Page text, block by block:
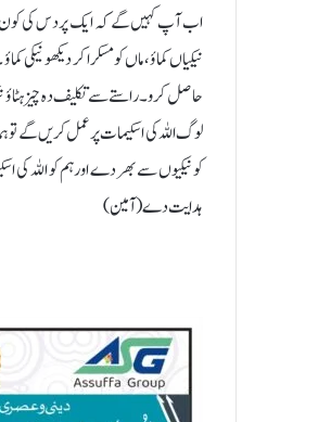
نیکیاں کماؤ، ماں کو مسکرا کر دیکھو
حاصل کرو۔راستے سے تکلیف دہ چیز
لوگ اللہ کی اسکیمات پر عمل کریں گے
کو نیکیوں سے بھر دے اور ہم کو اللہ کی
ہدایت دے (آمین)